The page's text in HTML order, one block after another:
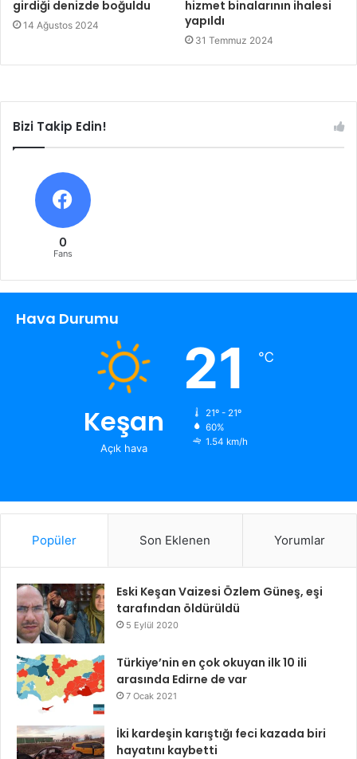
girdiği denizde boğuldu
14 Ağustos 2024
hizmet binalarının ihalesi
yapıldı
31 Temmuz 2024
Bizi Takip Edin!
0
Fans
Hava Durumu
Keşan
Açık hava
21 ℃
21º - 21º
60%
1.54 km/h
Popüler Son Eklenen Yorumlar
Eski Keşan Vaizesi Özlem Güneş, eşi
tarafından öldürüldü
5 Eylül 2020
Türkiye’nin en çok okuyan ilk 10 ili
arasında Edirne de var
7 Ocak 2021
İki kardeşin karıştığı feci kazada biri
hayatını kaybetti